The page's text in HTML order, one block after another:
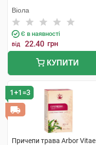
Віола
Є в наявності
від 22.40 грн
КУПИТИ
1+1=3
Причепи трава Arbor Vitae